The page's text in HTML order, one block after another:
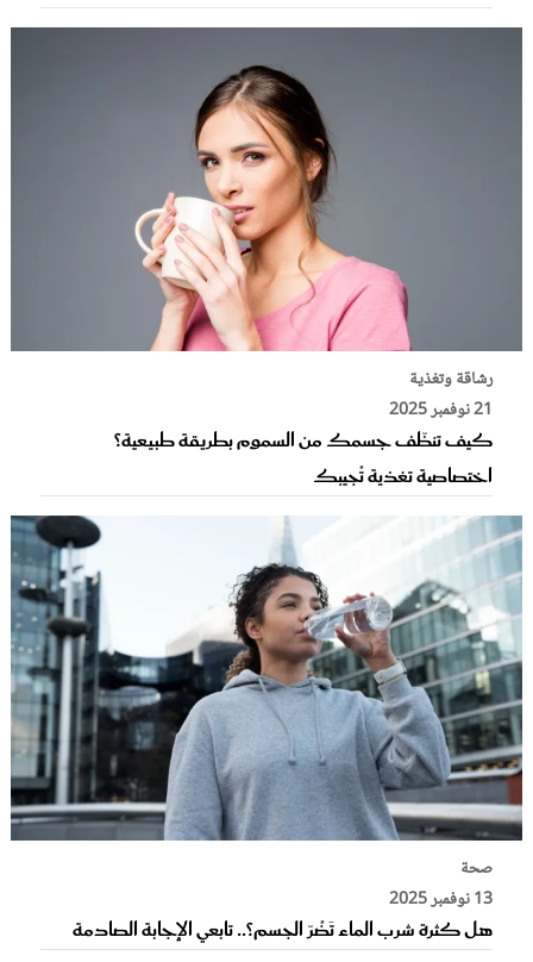
رشاقة وتغذية
21 نوفمبر 2025
كيف تنظّف جسمك من السموم بطريقة طبيعية؟
اختصاصية تغذية تُجيبك
صحة
13 نوفمبر 2025
هل كثرة شرب الماء تَضُرّ الجسم؟.. تابعي الإجابة الصادمة